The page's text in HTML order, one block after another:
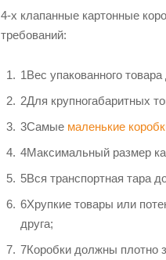
4-х клапанные картонные
требований:
1Вес упакованного
2Для крупногабаритных
3Самые маленькие
4Максимальный размер
5Вся транспортная тара
6Хрупкие товары или
друга;
7Коробки должны плотно